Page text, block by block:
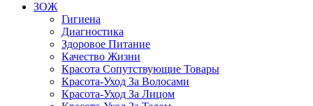
ЗОЖ
Гигиена
Диагностика
Здоровое Питание
Качество Жизни
Красота Сопутствующие Товары
Красота-Уход За Волосами
Красота-Уход За Лицом